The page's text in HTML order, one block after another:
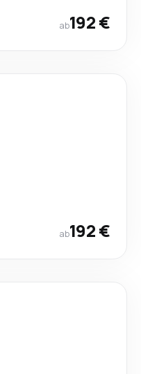
ab192 €
ab192 €